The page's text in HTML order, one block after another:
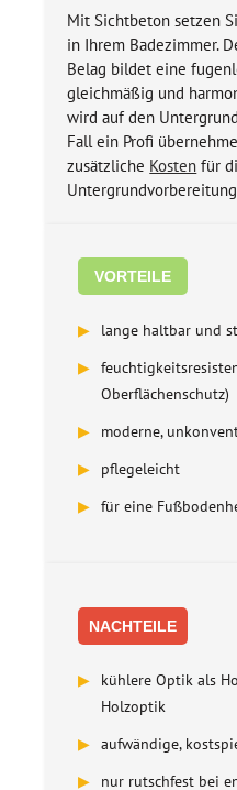
Mit Sichtbeton setzen
in Ihrem Badezimmer.
Belag bildet eine
gleichmäßig und
wird auf den
Fall ein Profi
zusätzliche Kosten für
VORTEILE
▶
lange haltbar und
▶
Oberflächenschutz)
▶
moderne,
▶
pflegeleicht
▶ für eine
NACHTEILE
▶
kühlere Optik als
Holzoptik
▶ aufwändige,
▶
nur rutschfest bei